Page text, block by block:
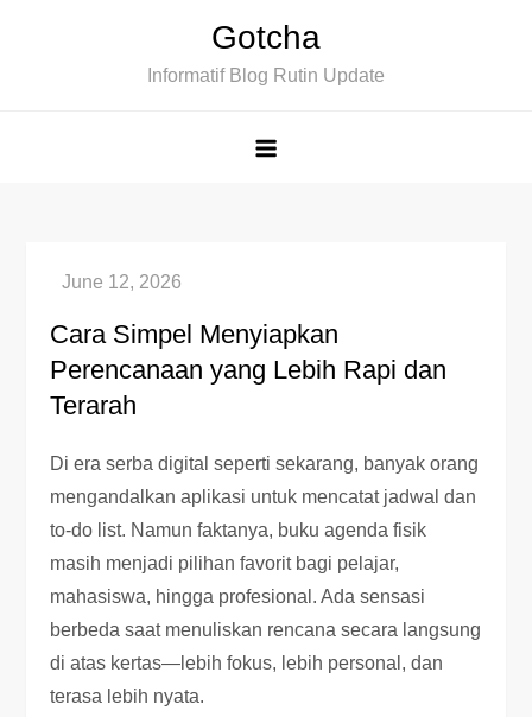
Gotcha
Informatif Blog Rutin Update
Cara Simpel Menyiapkan
Perencanaan yang Lebih Rapi dan
Terarah
Di era serba digital seperti sekarang, banyak orang
mengandalkan aplikasi untuk mencatat jadwal dan
to-do list. Namun faktanya, buku agenda fisik
masih menjadi pilihan favorit bagi pelajar,
mahasiswa, hingga profesional. Ada sensasi
berbeda saat menuliskan rencana secara langsung
di atas kertas—lebih fokus, lebih personal, dan
terasa lebih nyata.